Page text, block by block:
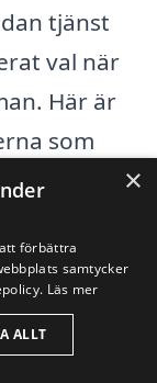
tjänst
val när
Här är
som
av
eller
×
förbättra
samtycker
Läs mer
ALLT